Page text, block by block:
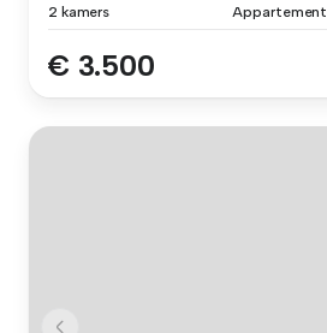
2 kamers Appartement
€ 3.500